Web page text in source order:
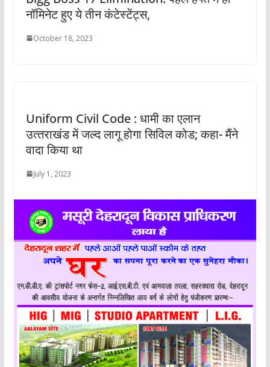
नॉमिनेट हुए ये तीन कंटेस्टेंट्स,
October 18, 2023
Uniform Civil Code : धामी का एलान
उत्‍तराखंड में जल्‍द लागू होगा सि‍विल कोड; कहा- मैंने
वादा किया था
July 1, 2023